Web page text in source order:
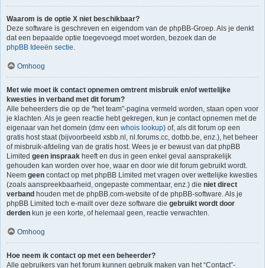
Waarom is de optie X niet beschikbaar?
Deze software is geschreven en eigendom van de phpBB-Groep. Als je denkt
dat een bepaalde optie toegevoegd moet worden, bezoek dan de
phpBB Ideeën sectie.
Omhoog
Met wie moet ik contact opnemen omtrent misbruik en/of wettelijke
kwesties in verband met dit forum?
Alle beheerders die op de "het team"-pagina vermeld worden, staan open voor
je klachten. Als je geen reactie hebt gekregen, kun je contact opnemen met de
eigenaar van het domein (dmv een whois lookup) of, als dit forum op een
gratis host staat (bijvoorbeeld xsbb.nl, nl.forums.cc, dotbb.be, enz.), het beheer
of misbruik-afdeling van de gratis host. Wees je er bewust van dat phpBB
Limited geen inspraak heeft en dus in geen enkel geval aansprakelijk
gehouden kan worden over hoe, waar en door wie dit forum gebruikt wordt.
Neem geen contact op met phpBB Limited met vragen over wettelijke kwesties
(zoals aanspreekbaarheid, ongepaste commentaar, enz.) die niet direct
verband houden met de phpBB.com-website of de phpBB-software. Als je
phpBB Limited toch e-mailt over deze software die gebruikt wordt door
derden kun je een korte, of helemaal geen, reactie verwachten.
Omhoog
Hoe neem ik contact op met een beheerder?
Alle gebruikers van het forum kunnen gebruik maken van het “Contact”-